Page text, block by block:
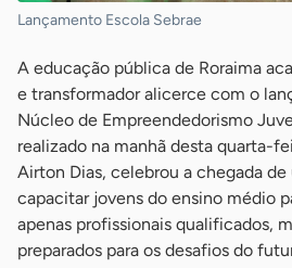
Lançamento Escola Sebrae
A educação pública de Roraima
e transformador alicerce com o
Núcleo de Empreendedorismo
realizado na manhã desta quarta-
Airton Dias, celebrou a chegada
capacitar jovens do ensino médio
apenas profissionais qualificados,
preparados para os desafios do